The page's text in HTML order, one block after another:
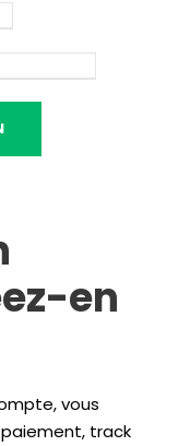
en
vous
track